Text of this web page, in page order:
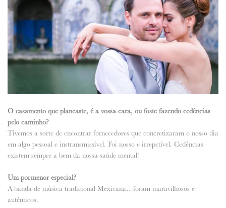
O casamento que planeaste, é a vossa cara, ou foste fazendo cedências
pelo caminho?
Tivemos a sorte de encontrar fornecedores que concretizaram o nosso dia
em algo pessoal e instransmissível. Foi nosso e irrepetível. Cedências
existem sempre a bem da nossa saúde mental!
Um pormenor especial?
A banda de música tradicional Mexicana…foram maravilhosos e
autênticos.